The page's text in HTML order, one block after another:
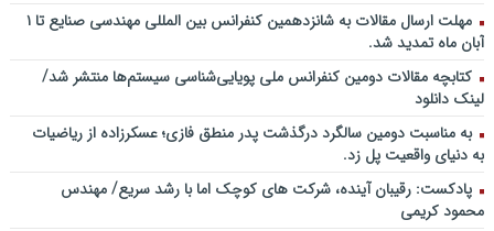
مهلت ارسال مقالات به شانزدهمین کنفرانس بین المللی مهندسی صنایع تا ۱
آبان ماه تمدید شد.
کتابچه مقالات دومین کنفرانس ملی پویایی‌شناسی سیستم‌ها منتشر شد/
لینک دانلود
به مناسبت دومین سالگرد درگذشت پدر منطق فازی؛ عسکرزاده از ریاضیات
به دنیای واقعیت پل زد.
پادکست: رقیبان آینده، شرکت های کوچک اما با رشد سریع/ مهندس
محمود کریمی